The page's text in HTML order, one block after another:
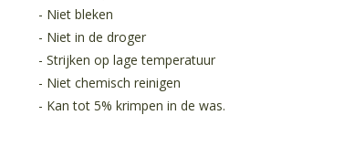
- Niet bleken
- Niet in de droger
- Strijken op lage temperatuur
- Niet chemisch reinigen
- Kan tot 5% krimpen in de was.